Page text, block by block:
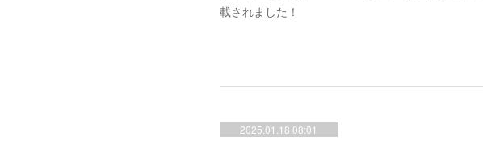
載されました！
2025.01.18 08:01